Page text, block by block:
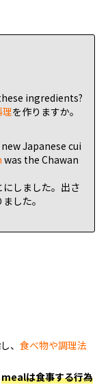
ingredients?
理を作りますか。
Japanese cui
was the Chawan
しました。出さ
した。
、食べ物や調理法
mealは食事する行為